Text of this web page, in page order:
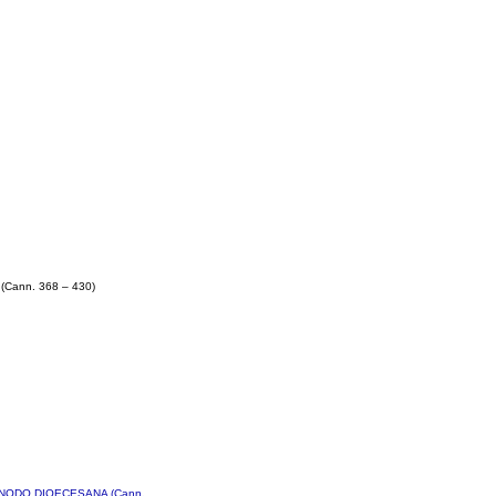
(Cann. 368 – 430)
DIOECESANA (Cann.